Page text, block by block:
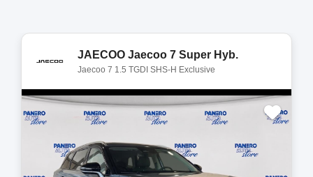
JAECOO Jaecoo 7 Super Hyb.
Jaecoo 7 1.5 TGDI SHS-H Exclusive